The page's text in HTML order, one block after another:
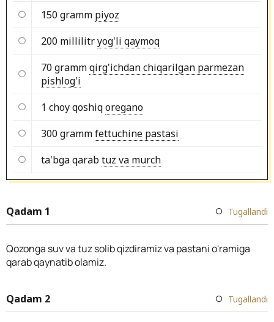
150 gramm piyoz
200 millilitryog'li qaymoq
70 grammqirg'ichdan chiqarilgan parmezan
pishlog'i
1 choy qoshiqoregano
300 grammfettuchine pastasi
ta'bga qarabtuz va murch
Qadam 1 Tugallandi
Qozonga suv va tuz solib qizdiramiz va pastani o'ramiga
qarab qaynatib olamiz.
Qadam 2 Tugallandi